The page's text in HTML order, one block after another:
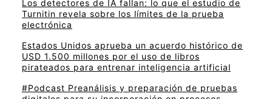
Los detectores de IA fallan: lo que el estudio de
Turnitin revela sobre los límites de la prueba
electrónica
Estados Unidos aprueba un acuerdo histórico de
USD 1.500 millones por el uso de libros
pirateados para entrenar inteligencia artificial
#Podcast Preanálisis y preparación de pruebas